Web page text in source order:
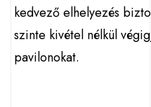
kedvező elhelyezés
szinte kivétel nélkül
pavilonokat.